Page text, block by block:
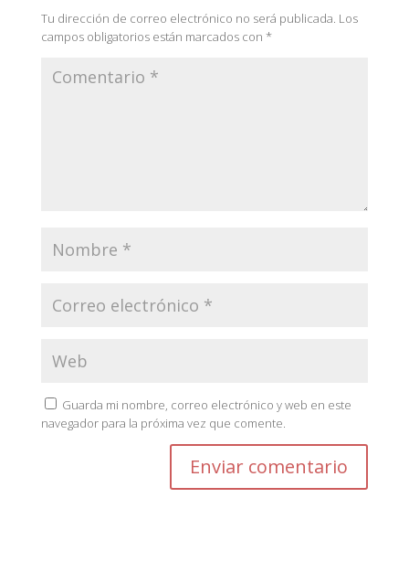
Tu dirección de correo electrónico no será publicada. Los
campos obligatorios están marcados con *
Guarda mi nombre, correo electrónico y web en este
navegador para la próxima vez que comente.